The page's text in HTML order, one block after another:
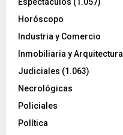
Horóscopo
Industria y Comercio
Inmobiliaria y Arquitectura
Judiciales (1.063)
Necrológicas
Policiales
Política